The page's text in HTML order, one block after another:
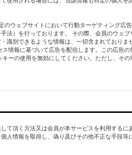
ウェブサイトにおいて行動ターゲティング広
法）を行っております。 その際、会員のウェブ
識別できるような情報は、一切含まれておりま
情報に基づいて広告を配信します。この広告の
ーの使用を無効にしてください。ただし、その
て頂く方法又は会員が本サービスを利用するに
人情報を取得し、偽り及びその他不正な手段等